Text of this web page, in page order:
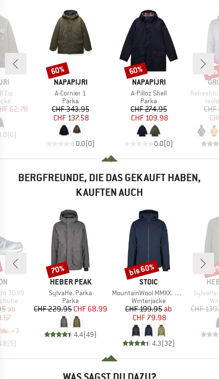
Zip
Preis
62.78
(0)
MARKE
NAPAPIJRI
Artikel
A-Cornier 1
Produktgruppe
Parka
Preis
CHF 343.95reduzierter Preis
CHF 137.58
0.0(0)
Rabatt
60%
MARKE
NAPAPIJRI
Artikel
A-Pilloz Shell
Produktgruppe
Parka
Preis
CHF 274.95reduzierter Preis
CHF 109.98
0.0(0)
Rabatt
60%
Artikel
Refreshful
BERGFREUNDE, DIE DAS GEKAUFT HABEN,
KAUFTEN AUCH
3D V9
Preis
ab
+3
(5)
MARKE
HEBER PEAK
Artikel
SylvaHe. Parka
Produktgruppe
Parka
Preis
CHF 229.95reduzierter Preis
CHF 68.99
4.4(49)
Rabatt
70%
MARKE
STOIC
Artikel
MountainWool MMXX. UppsalaSt. III Jacket
Produktgruppe
Winterjacke
Preis
CHF 199.95reduzierter Preis
ab
CHF 79.98
4.3(32)
Rabatt
bis 60%
Artikel
CHF